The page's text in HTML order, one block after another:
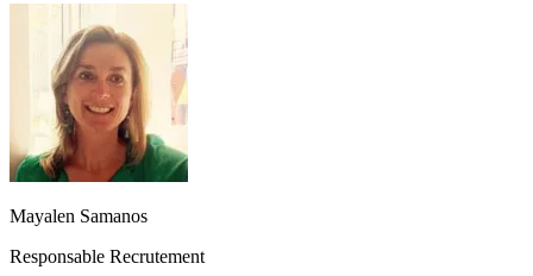
Mayalen Samanos
Responsable Recrutement